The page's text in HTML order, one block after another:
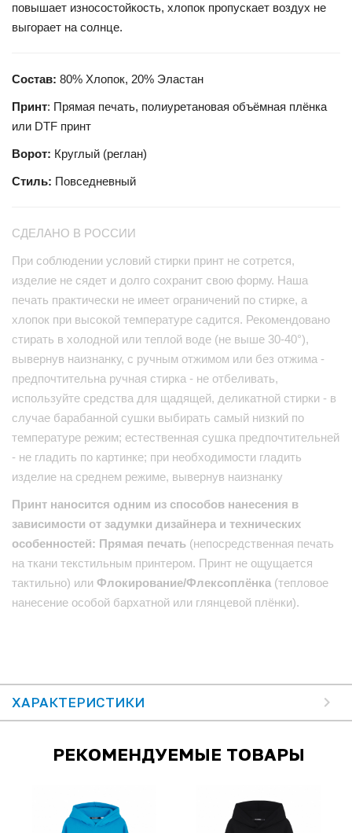
повышает износостойкость, хлопок пропускает воздух не
выгорает на солнце.
Состав: 80% Хлопок, 20% Эластан
Принт: Прямая печать, полиуретановая объёмная плёнка
или DTF принт
Ворот: Круглый (реглан)
Стиль: Повседневный
СДЕЛАНО В РОССИИ
При соблюдении условий стирки принт не сотрется,
изделие не сядет и долго сохранит свою форму. Наша
печать практически не имеет ограничений по стирке, а
хлопок при высокой температуре садится. Рекомендовано
стирать в холодной или теплой воде (не выше 30-40°),
вывернув наизнанку, с ручным отжимом или без отжима -
предпочтительна ручная стирка - не отбеливать,
используйте средства для щадящей, деликатной стирки - в
случае барабанной сушки выбирать самый низкий по
температуре режим; естественная сушка предпочтительней
- не гладить по картинке; при необходимости гладить
изделие на среднем режиме, вывернув наизнанку
Принт наносится одним из способов нанесения в
зависимости от задумки дизайнера и технических
особенностей: Прямая печать (непосредственная печать
на ткани текстильным принтером. Принт не ощущается
тактильно) или Флокирование/Флексоплёнка (тепловое
нанесение особой бархатной или глянцевой плёнки).
ХАРАКТЕРИСТИКИ
РЕКОМЕНДУЕМЫЕ ТОВАРЫ